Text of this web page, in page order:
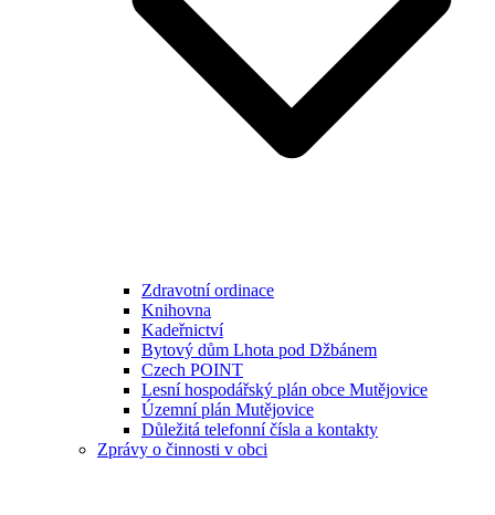
Zdravotní ordinace
Knihovna
Kadeřnictví
Bytový dům Lhota pod Džbánem
Czech POINT
Lesní hospodářský plán obce Mutějovice
Územní plán Mutějovice
Důležitá telefonní čísla a kontakty
Zprávy o činnosti v obci